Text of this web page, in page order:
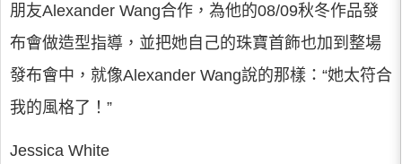
朋友Alexander Wang合作，為他的08/09秋冬作品發
布會做造型指導，並把她自己的珠寶首飾也加到整場
發布會中，就像Alexander Wang說的那樣：“她太符合
我的風格了！”
Jessica White